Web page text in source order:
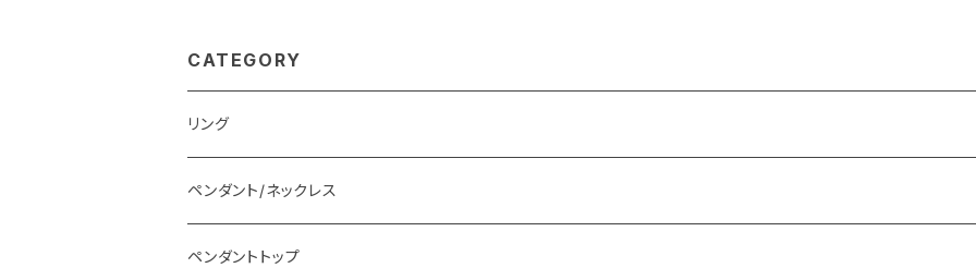
CATEGORY
リング
ペンダント/ネックレス
ペンダントトップ